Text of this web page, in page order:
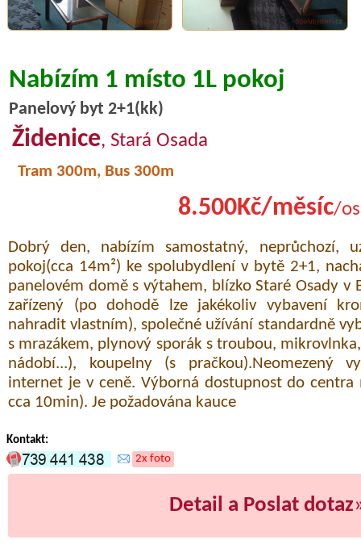
Nabízím 1 místo 1L pokoj
Panelový byt 2+1(kk)
Židenice, Stará Osada
Tram 300m, Bus 300m
8.500Kč/měsíc/
Dobrý den, nabízím samostatný, neprůchozí,
pokoj(cca 14m²) ke spolubydlení v bytě 2+1,
panelovém domě s výtahem, blízko Staré Osady v
zařízený (po dohodě lze jakékoliv vybavení
nahradit vlastním), společné užívání standardně
s mrazákem, plynový sporák s troubou,
nádobí...), koupelny (s pračkou).Neomezený
internet je v ceně. Výborná dostupnost do
cca 10min). Je požadována kauce
Kontakt:
2x foto
Detail a Poslat dotaz